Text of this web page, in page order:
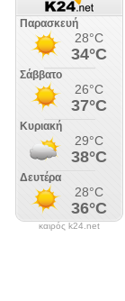
καιρός k24.net